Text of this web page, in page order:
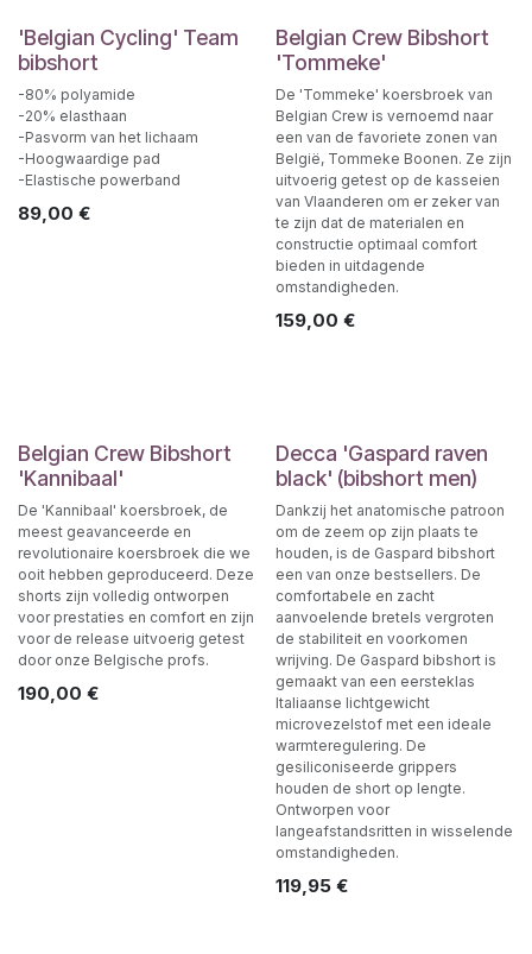
'Belgian Cycling' Team
bibshort
-80% polyamide
-20% elasthaan
-Pasvorm van het lichaam
-Hoogwaardige pad
-Elastische powerband
89,00 €
Belgian Crew Bibshort
'Tommeke'
De 'Tommeke' koersbroek van
Belgian Crew is vernoemd naar
een van de favoriete zonen van
België, Tommeke Boonen. Ze zijn
uitvoerig getest op de kasseien
van Vlaanderen om er zeker van
te zijn dat de materialen en
constructie optimaal comfort
bieden in uitdagende
omstandigheden.
159,00 €
Belgian Crew Bibshort
'Kannibaal'
De 'Kannibaal' koersbroek, de
meest geavanceerde en
revolutionaire koersbroek die we
ooit hebben geproduceerd. Deze
shorts zijn volledig ontworpen
voor prestaties en comfort en zijn
voor de release uitvoerig getest
door onze Belgische profs.
190,00 €
Decca 'Gaspard raven
black' (bibshort men)
Dankzij het anatomische patroon
om de zeem op zijn plaats te
houden, is de Gaspard bibshort
een van onze bestsellers. De
comfortabele en zacht
aanvoelende bretels vergroten
de stabiliteit en voorkomen
wrijving. De Gaspard bibshort is
gemaakt van een eersteklas
Italiaanse lichtgewicht
microvezelstof met een ideale
warmteregulering. De
gesiliconiseerde grippers
houden de short op lengte.
Ontworpen voor
langeafstandsritten in wisselende
omstandigheden.
119,95€